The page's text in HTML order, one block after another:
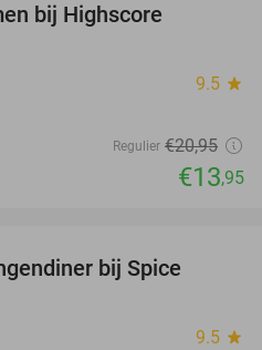
bij Highscore
9.5 star
Regulier €20,95
€13,95
bij Spice
9.5 star